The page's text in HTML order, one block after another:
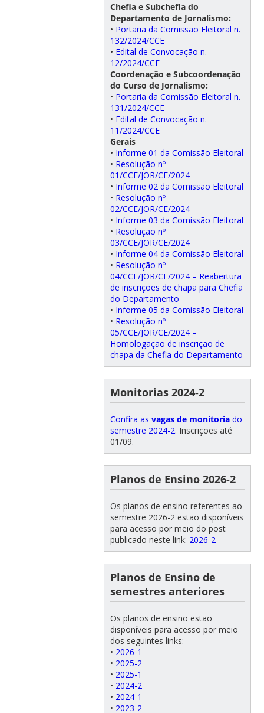
Chefia e Subchefia do
Departamento de Jornalismo:
• Portaria da Comissão Eleitoral n.
132/2024/CCE
• Edital de Convocação n.
12/2024/CCE
Coordenação e Subcoordenação
do Curso de Jornalismo:
• Portaria da Comissão Eleitoral n.
131/2024/CCE
• Edital de Convocação n.
11/2024/CCE
Gerais
• Informe 01 da Comissão Eleitoral
• Resolução nº
01/CCE/JOR/CE/2024
• Informe 02 da Comissão Eleitoral
• Resolução nº
02/CCE/JOR/CE/2024
• Informe 03 da Comissão Eleitoral
• Resolução nº
03/CCE/JOR/CE/2024
• Informe 04 da Comissão Eleitoral
• Resolução nº
04/CCE/JOR/CE/2024 – Reabertura
de inscrições de chapa para Chefia
do Departamento
• Informe 05 da Comissão Eleitoral
• Resolução nº
05/CCE/JOR/CE/2024 –
Homologação de inscrição de
chapa da Chefia do Departamento
Monitorias 2024-2
Confira as vagas de monitoriado
semestre 2024-2. Inscrições até
01/09.
Planos de Ensino 2026-2
Os planos de ensino referentes ao
semestre 2026-2 estão disponíveis
para acesso por meio do post
publicado neste link: 2026-2
Planos de Ensino de
semestres anteriores
Os planos de ensino estão
disponíveis para acesso por meio
dos seguintes links:
• 2026-1
• 2025-2
• 2025-1
• 2024-2
• 2024-1
• 2023-2